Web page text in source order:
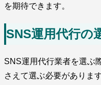
を期待できます。
SNS運用代行の
SNS運用代行業者を選ぶ
さえて選ぶ必要がありま